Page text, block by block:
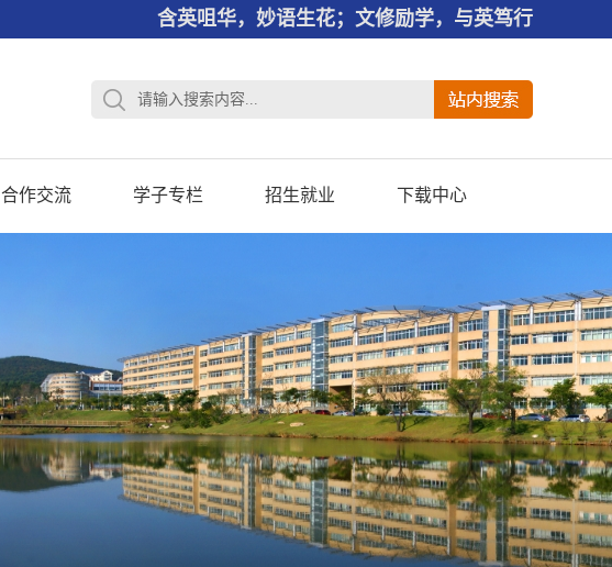
含英咀华，妙语生花；文修励学，与英笃行
合作交流 学子专栏 招生就业 下载中心